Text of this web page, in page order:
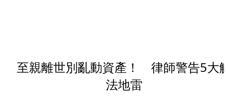
至親離世別亂動資產！ 律師警告5大
法地雷